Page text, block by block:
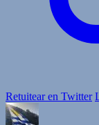
Retuitear en Twitter